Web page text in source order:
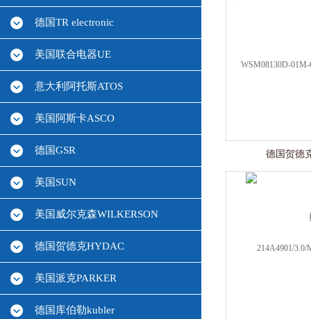
德国TR electronic
美国联合电器UE
意大利阿托斯ATOS
美国阿斯卡ASCO
德国GSR
美国SUN
美国威尔克森WILKERSON
德国贺德克HYDAC
美国派克PARKER
德国库伯勒kubler
德国贺德